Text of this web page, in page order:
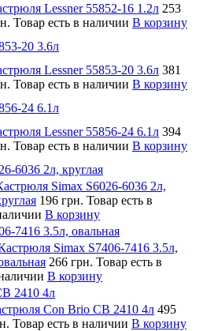
Lessner 55852-16 1.2л 253
Товар есть в наличии В корзину
20 3.6л
Lessner 55853-20 3.6л 381
Товар есть в наличии В корзину
24 6.1л
Lessner 55856-24 6.1л 394
Товар есть в наличии В корзину
6036 2л, круглая
Simax S6026-6036 2л,
196 грн. Товар есть в
В корзину
7416 3.5л, овальная
Simax S7406-7416 3.5л,
266 грн. Товар есть в
В корзину
2410 4л
Con Brio CB 2410 4л 495
Товар есть в наличии В корзину